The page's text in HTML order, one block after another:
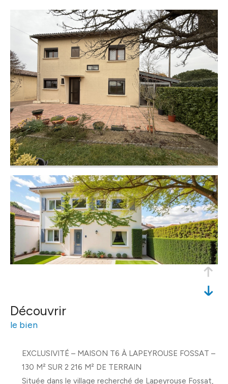
découvrir
le bien
EXCLUSIVITÉ – MAISON T6 À LAPEYROUSE FOSSAT –
130 M² SUR 2 216 M² DE TERRAIN
Située dans le village recherché de Lapeyrouse Fossat,